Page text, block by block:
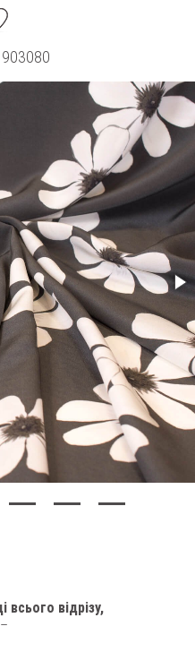
всього відрізу,
–